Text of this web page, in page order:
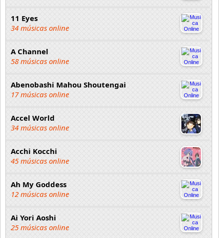
11 Eyes
34 músicas online
A Channel
58 músicas online
Abenobashi Mahou Shoutengai
17 músicas online
Accel World
34 músicas online
Acchi Kocchi
45 músicas online
Ah My Goddess
12 músicas online
Ai Yori Aoshi
25 músicas online